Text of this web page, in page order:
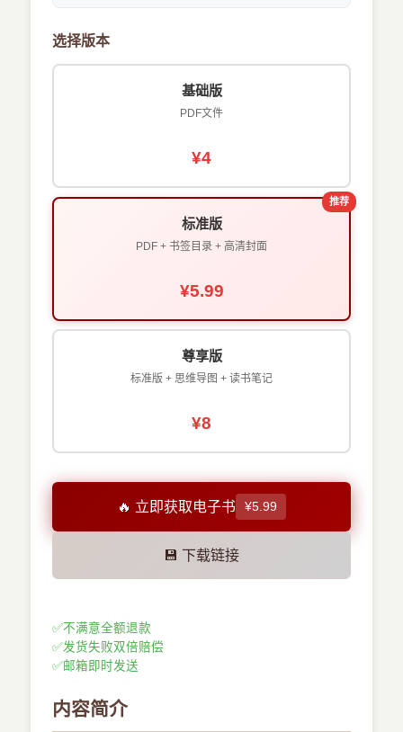
选择版本
基础版
PDF文件
¥4
推荐
标准版
PDF + 书签目录 + 高清封面
¥5.99
尊享版
标准版 + 思维导图 + 读书笔记
¥8
🔥 立即获取电子书 ¥5.99
💾 下载链接
✅不满意全额退款
✅发货失败双倍赔偿
✅邮箱即时发送
内容简介